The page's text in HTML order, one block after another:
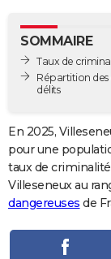
GUIDES D'ACHAT
BONS PLANS
Carte de Noël
Carte Bonne année
Carte Saint-Valentin
Carte Pâques
Carte
DICTIONNAIRE
Dictionnaire
Biographies
Citations
Expressions
Proverbes
PROGRAMME TV
Se connecter
Entreprises
Service militaire
Avis de recherche
AVIS DE DÉCÈS
SOMMAIRE
Taux de
Répartition des
délits
En 2025,
pour une
taux de
Villeseneux au
dangereuses de